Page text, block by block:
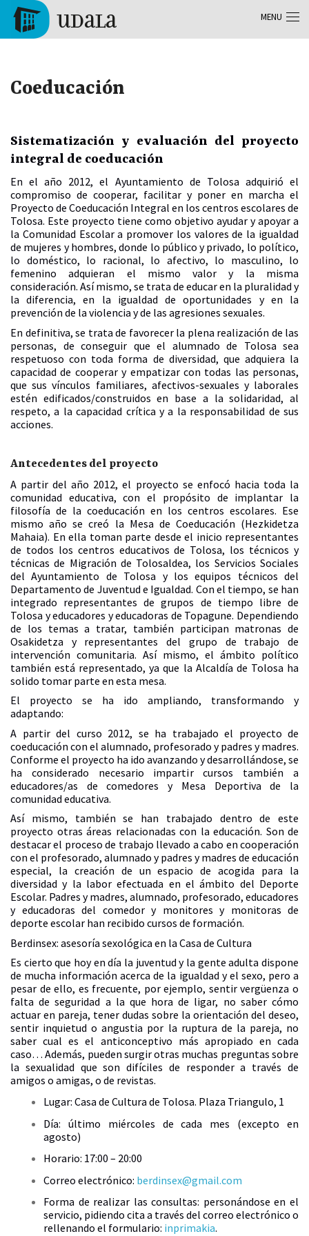
Skip to main content
Coeducación
Sistematización y evaluación del proyecto
integral de coeducación
En el año 2012, el Ayuntamiento de Tolosa adquirió el
compromiso de cooperar, facilitar y poner en marcha el
Proyecto de Coeducación Integral en los centros escolares de
Tolosa. Este proyecto tiene como objetivo ayudar y apoyar a
la Comunidad Escolar a promover los valores de la igualdad
de mujeres y hombres, donde lo público y privado, lo político,
lo doméstico, lo racional, lo afectivo, lo masculino, lo
femenino adquieran el mismo valor y la misma
consideración. Así mismo, se trata de educar en la pluralidad y
la diferencia, en la igualdad de oportunidades y en la
prevención de la violencia y de las agresiones sexuales.
En definitiva, se trata de favorecer la plena realización de las
personas, de conseguir que el alumnado de Tolosa sea
respetuoso con toda forma de diversidad, que adquiera la
capacidad de cooperar y empatizar con todas las personas,
que sus vínculos familiares, afectivos-sexuales y laborales
estén edificados/construidos en base a la solidaridad, al
respeto, a la capacidad crítica y a la responsabilidad de sus
acciones.
Antecedentes del proyecto
A partir del año 2012, el proyecto se enfocó hacia toda la
comunidad educativa, con el propósito de implantar la
filosofía de la coeducación en los centros escolares. Ese
mismo año se creó la Mesa de Coeducación (Hezkidetza
Mahaia). En ella toman parte desde el inicio representantes
de todos los centros educativos de Tolosa, los técnicos y
técnicas de Migración de Tolosaldea, los Servicios Sociales
del Ayuntamiento de Tolosa y los equipos técnicos del
Departamento de Juventud e Igualdad. Con el tiempo, se han
integrado representantes de grupos de tiempo libre de
Tolosa y educadores y educadoras de Topagune. Dependiendo
de los temas a tratar, también participan matronas de
Osakidetza y representantes del grupo de trabajo de
intervención comunitaria. Así mismo, el ámbito político
también está representado, ya que la Alcaldía de Tolosa ha
solido tomar parte en esta mesa.
El proyecto se ha ido ampliando, transformando y
adaptando:
A partir del curso 2012, se ha trabajado el proyecto de
coeducación con el alumnado, profesorado y padres y madres.
Conforme el proyecto ha ido avanzando y desarrollándose, se
ha considerado necesario impartir cursos también a
educadores/as de comedores y Mesa Deportiva de la
comunidad educativa.
Así mismo, también se han trabajado dentro de este
proyecto otras áreas relacionadas con la educación. Son de
destacar el proceso de trabajo llevado a cabo en cooperación
con el profesorado, alumnado y padres y madres de educación
especial, la creación de un espacio de acogida para la
diversidad y la labor efectuada en el ámbito del Deporte
Escolar. Padres y madres, alumnado, profesorado, educadores
y educadoras del comedor y monitores y monitoras de
deporte escolar han recibido cursos de formación.
Berdinsex: asesoría sexológica en la Casa de Cultura
Es cierto que hoy en día la juventud y la gente adulta dispone
de mucha información acerca de la igualdad y el sexo, pero a
pesar de ello, es frecuente, por ejemplo, sentir vergüenza o
falta de seguridad a la que hora de ligar, no saber cómo
actuar en pareja, tener dudas sobre la orientación del deseo,
sentir inquietud o angustia por la ruptura de la pareja, no
saber cual es el anticonceptivo más apropiado en cada
caso… Además, pueden surgir otras muchas preguntas sobre
la sexualidad que son difíciles de responder a través de
amigos o amigas, o de revistas.
Lugar: Casa de Cultura de Tolosa. Plaza Triangulo, 1
Día: último miércoles de cada mes (excepto en
agosto)
Horario: 17:00 – 20:00
Correo electrónico: berdinsex@gmail.com
Forma de realizar las consultas: personándose en el
servicio, pidiendo cita a través del correo electrónico o
rellenando el formulario: inprimakia.
MENU